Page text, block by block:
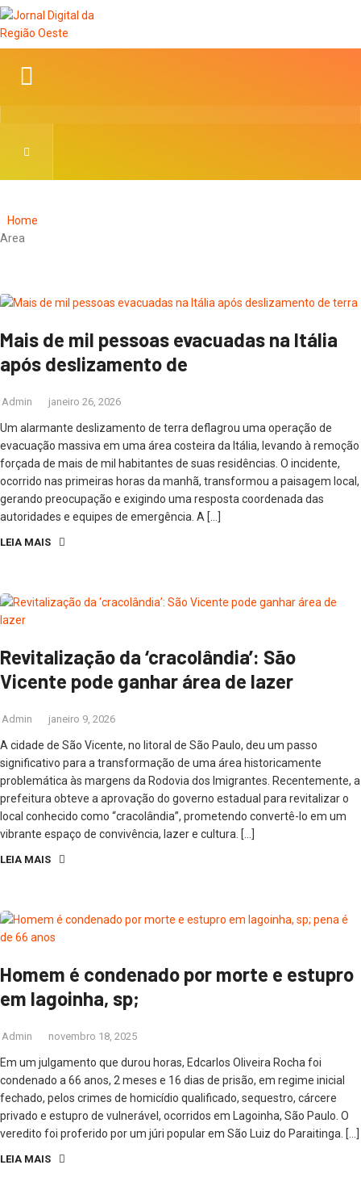
Home
Area
Mais de mil pessoas evacuadas na Itália
após deslizamento de
Admin janeiro 26, 2026
Um alarmante deslizamento de terra deflagrou uma operação de
evacuação massiva em uma área costeira da Itália, levando à remoção
forçada de mais de mil habitantes de suas residências. O incidente,
ocorrido nas primeiras horas da manhã, transformou a paisagem local,
gerando preocupação e exigindo uma resposta coordenada das
autoridades e equipes de emergência. A […]
LEIA MAIS
Revitalização da ‘cracolândia’: São
Vicente pode ganhar área de lazer
Admin janeiro 9, 2026
A cidade de São Vicente, no litoral de São Paulo, deu um passo
significativo para a transformação de uma área historicamente
problemática às margens da Rodovia dos Imigrantes. Recentemente, a
prefeitura obteve a aprovação do governo estadual para revitalizar o
local conhecido como “cracolândia”, prometendo convertê-lo em um
vibrante espaço de convivência, lazer e cultura. […]
LEIA MAIS
Homem é condenado por morte e estupro
em lagoinha, sp;
Admin novembro 18, 2025
Em um julgamento que durou horas, Edcarlos Oliveira Rocha foi
condenado a 66 anos, 2 meses e 16 dias de prisão, em regime inicial
fechado, pelos crimes de homicídio qualificado, sequestro, cárcere
privado e estupro de vulnerável, ocorridos em Lagoinha, São Paulo. O
veredito foi proferido por um júri popular em São Luiz do Paraitinga. […]
LEIA MAIS